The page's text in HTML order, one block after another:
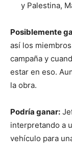
y Palestina,
Posiblemente
así los
campaña y
estar en eso.
la obra.
Podría ganar:
interpretando a
vehículo para